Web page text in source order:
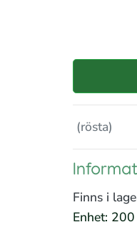
(rösta)
Finns i
Enhet: